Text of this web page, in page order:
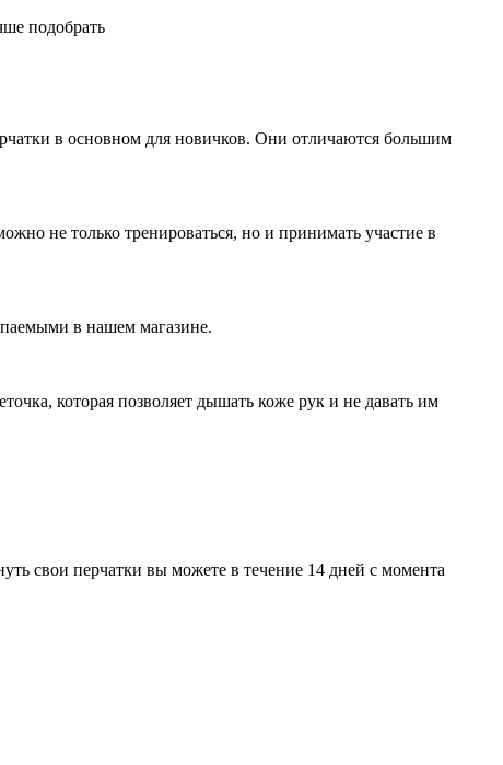
подобрать
в основном для новичков. Они отличаются большим
не только тренироваться, но и принимать участие в
в нашем магазине.
которая позволяет дышать коже рук и не давать им
свои перчатки вы можете в течение 14 дней с момента